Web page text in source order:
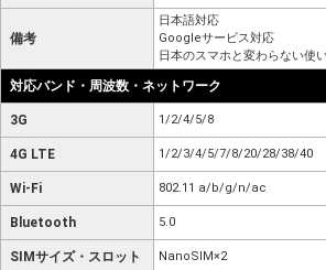
備考
日本語対応
Googleサービス対応
日本のスマホと変わらない使
対応バンド・周波数・ネットワーク
3G 1/2/4/5/8
4G LTE 1/2/3/4/5/7/8/20/28/38/40
Wi-Fi 802.11 a/b/g/n/ac
Bluetooth 5.0
SIMサイズ・スロット NanoSIM×2